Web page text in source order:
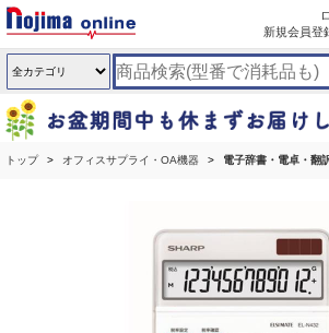
新規会員登
トップ オフィスサプライ・OA機器 電子辞書・電卓・翻